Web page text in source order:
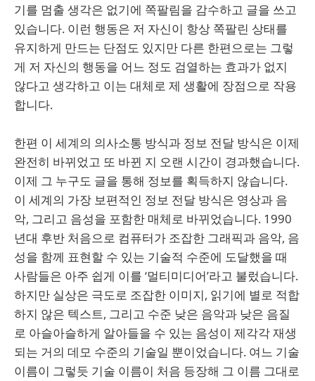
기를 멈출 생각은 없기에 쪽팔림을 감수하고 글을 쓰고
있습니다. 이런 행동은 저 자신이 항상 쪽팔린 상태를
유지하게 만드는 단점도 있지만 다른 한편으로는 그렇
게 저 자신의 행동을 어느 정도 검열하는 효과가 없지
않다고 생각하고 이는 대체로 제 생활에 장점으로 작용
합니다.
한편 이 세계의 의사소통 방식과 정보 전달 방식은 이제
완전히 바뀌었고 또 바뀐 지 오랜 시간이 경과했습니다.
이제 그 누구도 글을 통해 정보를 획득하지 않습니다.
이 세계의 가장 보편적인 정보 전달 방식은 영상과 음
악, 그리고 음성을 포함한 매체로 바뀌었습니다. 1990
년대 후반 처음으로 컴퓨터가 조잡한 그래픽과 음악, 음
성을 함께 표현할 수 있는 기술적 수준에 도달했을 때
사람들은 아주 쉽게 이를 ‘멀티미디어’라고 불렀습니다.
하지만 실상은 극도로 조잡한 이미지, 읽기에 별로 적합
하지 않은 텍스트, 그리고 수준 낮은 음악과 낮은 음질
로 아슬아슬하게 알아들을 수 있는 음성이 제각각 재생
되는 거의 데모 수준의 기술일 뿐이었습니다. 여느 기술
이름이 그렇듯 기술 이름이 처음 등장해 그 이름 그대로